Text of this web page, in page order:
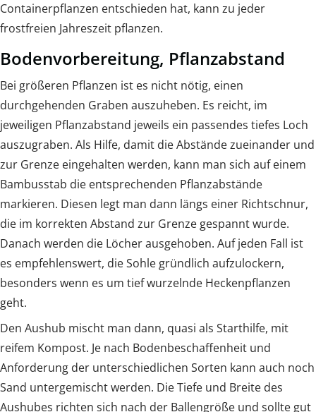
Containerpflanzen entschieden hat, kann zu jeder
frostfreien Jahreszeit pflanzen.
Bodenvorbereitung, Pflanzabstand
Bei größeren Pflanzen ist es nicht nötig, einen
durchgehenden Graben auszuheben. Es reicht, im
jeweiligen Pflanzabstand jeweils ein passendes tiefes Loch
auszugraben. Als Hilfe, damit die Abstände zueinander und
zur Grenze eingehalten werden, kann man sich auf einem
Bambusstab die entsprechenden Pflanzabstände
markieren. Diesen legt man dann längs einer Richtschnur,
die im korrekten Abstand zur Grenze gespannt wurde.
Danach werden die Löcher ausgehoben. Auf jeden Fall ist
es empfehlenswert, die Sohle gründlich aufzulockern,
besonders wenn es um tief wurzelnde Heckenpflanzen
geht.
Den Aushub mischt man dann, quasi als Starthilfe, mit
reifem Kompost. Je nach Bodenbeschaffenheit und
Anforderung der unterschiedlichen Sorten kann auch noch
Sand untergemischt werden. Die Tiefe und Breite des
Aushubes richten sich nach der Ballengröße und sollte gut